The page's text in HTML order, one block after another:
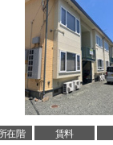
在階 賃料